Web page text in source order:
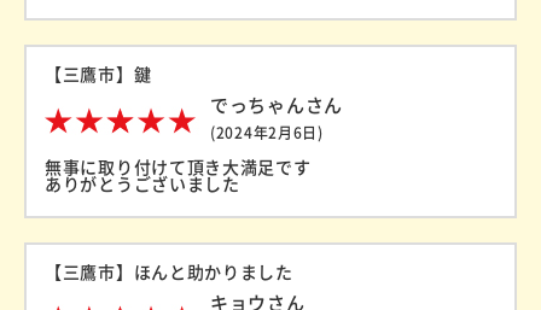
【三鷹市】鍵
でっちゃんさん
(2024年2月6日)
無事に取り付けて頂き大満足です
ありがとうございました
【三鷹市】ほんと助かりました
キョウさん